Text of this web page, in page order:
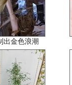
出金色浪潮